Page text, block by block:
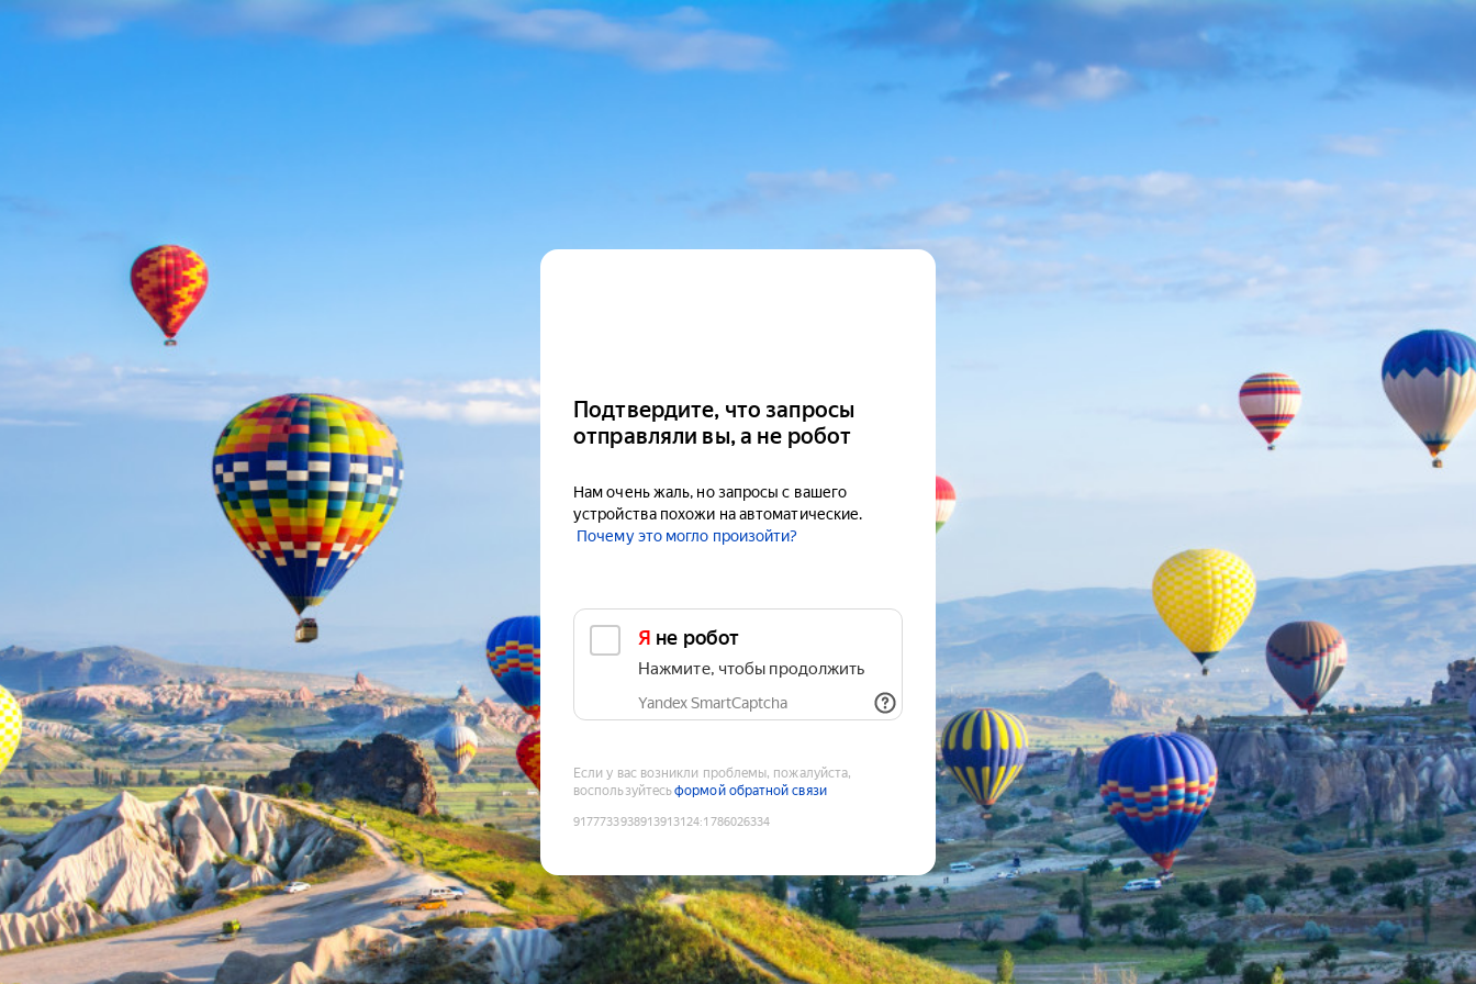
Подтвердите, что запросы
отправляли вы, а не робот
Нам очень жаль, но запросы с вашего
устройства похожи на автоматические.
Почему это могло произойти?
Я не робот
Нажмите, чтобы продолжить
Yandex SmartCaptcha
Если у вас возникли проблемы, пожалуйста,
воспользуйтесьформой обратной связи
9177733938913913124:1786026334